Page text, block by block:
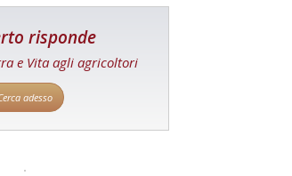
risponde
e Vita agli agricoltori
adesso